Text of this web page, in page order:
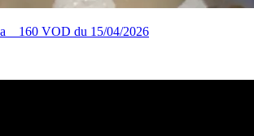
VOD du 15/04/2026